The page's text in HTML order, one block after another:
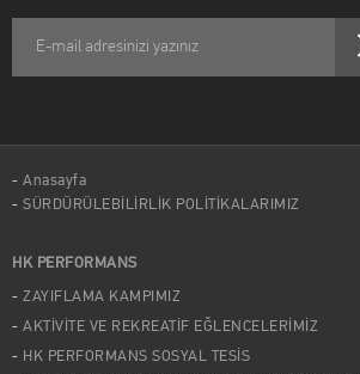
Anasayfa
SÜRDÜRÜLEBİLİRLİK POLİTİKALARIMIZ
HK PERFORMANS
ZAYIFLAMA KAMPIMIZ
AKTİVİTE VE REKREATİF EĞLENCELERİMİZ
HK PERFORMANS SOSYAL TESİS